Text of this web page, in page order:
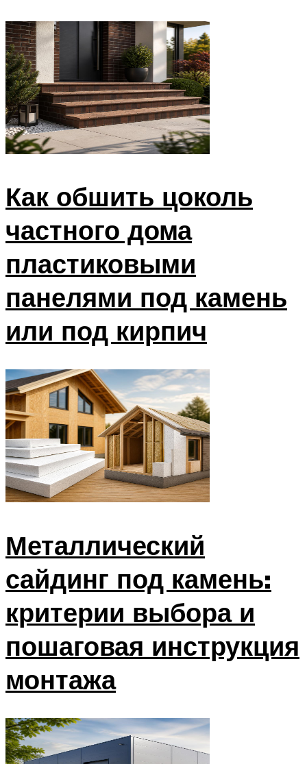
Как обшить цоколь
частного дома
пластиковыми
панелями под камень
или под кирпич
Металлический
сайдинг под камень:
критерии выбора и
пошаговая инструкция
монтажа